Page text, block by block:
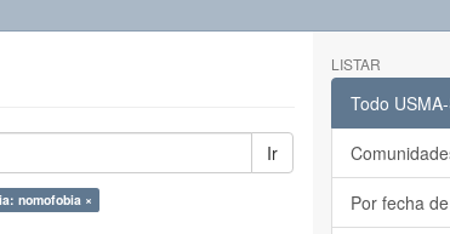
Ir
nomofobia ×
LISTAR
Todo
Por fecha